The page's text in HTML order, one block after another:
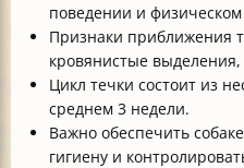
поведении и физическом
Признаки приближения
кровянистые
Цикл течки состоит из
среднем 3 недели.
Важно обеспечить
гигиену и